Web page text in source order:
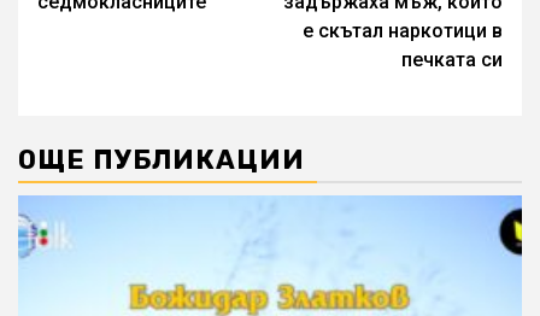
е скътал наркотици в
печката си
ОЩЕ ПУБЛИКАЦИИ